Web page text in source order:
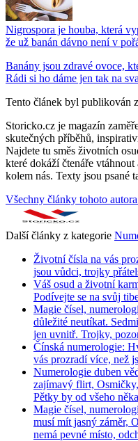
Nigrospora je houba, která
že už banán dávno není v
Banány jsou zdravé ovoce,
Rádi si ho dáme jen tak na
Tento článek byl publikován
Storicko.cz je magazín
skutečných příběhů,
Najdete tu směs životních
které dokáží čtenáře
kolem nás. Texty jsou psané
Všechny články tohoto
Další články z kategorie
Životní čísla na vás
jsou vůdci, trojky
Váš osud a životní
Podívejte se na svůj
Magie čísel,
důležité neutíkat.
jen uvnitř. Trojky,
Čínská numerologie:
vás prozradí více, než
Numerologie duben
zajímavý flirt,
Pětky by od všeho
Magie čísel,
musí mít jasný záměr,
nemá pevné místo,